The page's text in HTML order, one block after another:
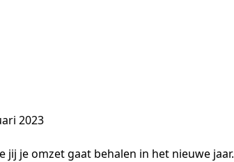
2023
je omzet gaat behalen in het nieuwe jaar.